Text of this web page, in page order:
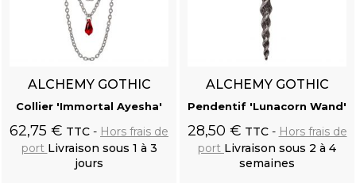
ALCHEMY GOTHIC
Collier 'Immortal Ayesha'
62,75 € TTC
Hors frais de
port Livraison sous 1 à 3
jours
ALCHEMY GOTHIC
Pendentif 'Lunacorn Wand'
28,50 € TTC
Hors frais de
port Livraison sous 2 à 4
semaines